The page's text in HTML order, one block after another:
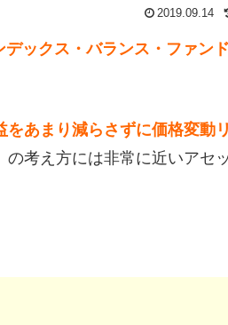
2019.09.14
デックス・バランス・ファン
をあまり減らさずに価格変動
考え方には非常に近いアセ